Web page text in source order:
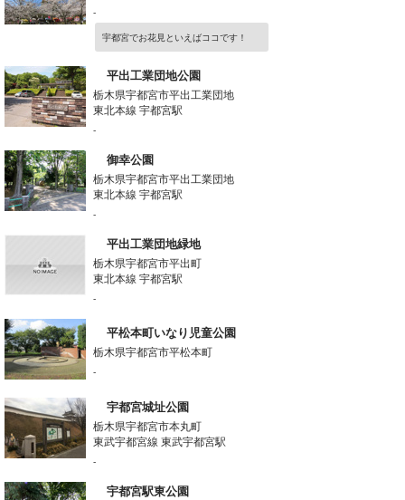
-
宇都宮でお花見といえばココです！
平出工業団地公園
栃木県宇都宮市平出工業団地
東北本線 宇都宮駅
-
御幸公園
栃木県宇都宮市平出工業団地
東北本線 宇都宮駅
-
平出工業団地緑地
栃木県宇都宮市平出町
東北本線 宇都宮駅
-
平松本町いなり児童公園
栃木県宇都宮市平松本町
-
宇都宮城址公園
栃木県宇都宮市本丸町
東武宇都宮線 東武宇都宮駅
-
宇都宮駅東公園